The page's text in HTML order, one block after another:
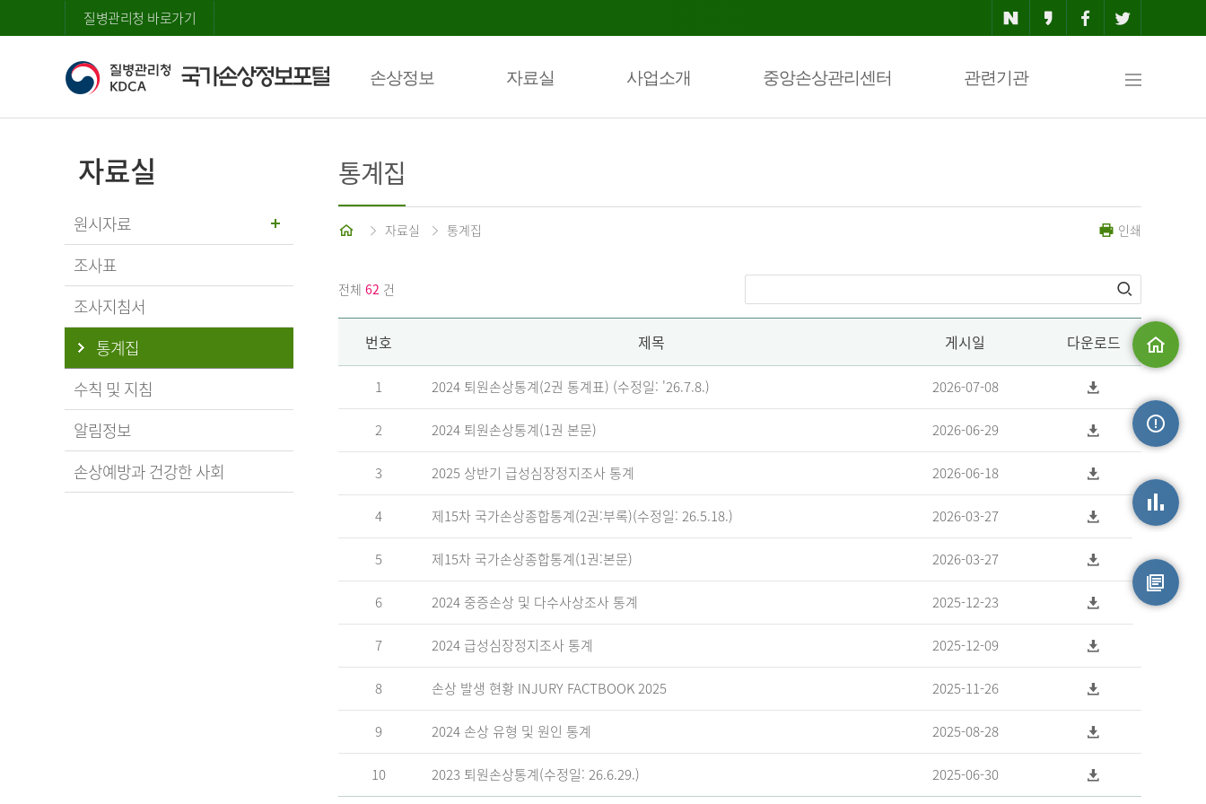
질병관리청 바로가기
손상정보 자료실 사업소개 중앙손상관리센터 관련기관
맵
자료실
원시자료
조사표
조사지침서
통계집
수칙 및 지침
알림정보
손상예방과 건강한 사회
통계집
홈 자료실 통계집 인쇄
전체 62 건
번호 제목 게시일 다운로드
1 2024 퇴원손상통계(2권 통계표) (수정일: '26.7.8.) 2026-07-08
2 2024 퇴원손상통계(1권 본문) 2026-06-29
3 2025 상반기 급성심장정지조사 통계 2026-06-18
4 제15차 국가손상종합통계(2권:부록)(수정일: 26.5.18.) 2026-03-27
5 제15차 국가손상종합통계(1권:본문) 2026-03-27
6 2024 중증손상 및 다수사상조사 통계 2025-12-23
7 2024 급성심장정지조사 통계 2025-12-09
8 손상 발생 현황 INJURY FACTBOOK 2025 2025-11-26
9 2024 손상 유형 및 원인 통계 2025-08-28
10 2023 퇴원손상통계(수정일: 26.6.29.) 2025-06-30